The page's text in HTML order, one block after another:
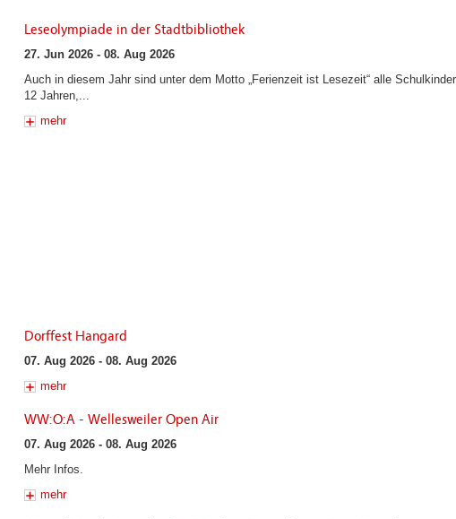
Leseolympiade in der Stadtbibliothek
27. Jun 2026 - 08. Aug 2026
Auch in diesem Jahr sind unter dem Motto „Ferienzeit ist Lesezeit“ alle
12 Jahren,...
mehr
Dorffest Hangard
07. Aug 2026 - 08. Aug 2026
mehr
WW:O:A - Wellesweiler Open Air
07. Aug 2026 - 08. Aug 2026
Mehr Infos.
mehr